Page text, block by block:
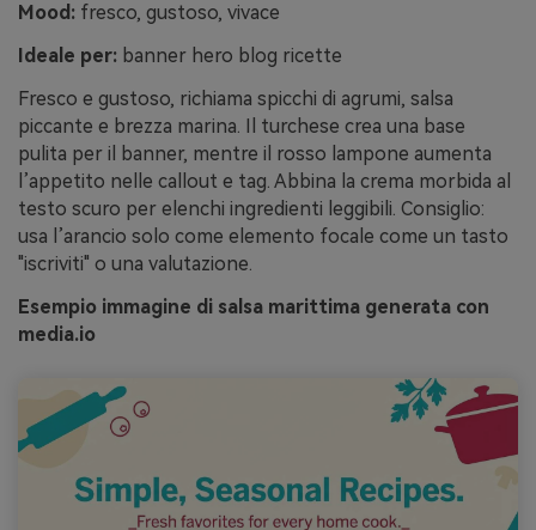
Mood: fresco, gustoso, vivace
Ideale per: banner hero blog ricette
Fresco e gustoso, richiama spicchi di agrumi, salsa
piccante e brezza marina. Il turchese crea una base
pulita per il banner, mentre il rosso lampone aumenta
l’appetito nelle callout e tag. Abbina la crema morbida al
testo scuro per elenchi ingredienti leggibili. Consiglio:
usa l’arancio solo come elemento focale come un tasto
"iscriviti" o una valutazione.
Esempio immagine di salsa marittima generata con
media.io